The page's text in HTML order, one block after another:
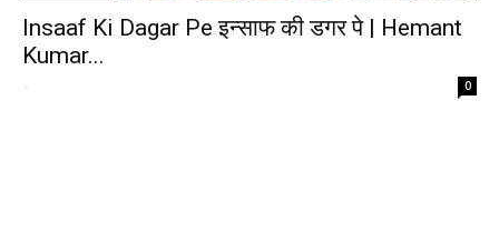
Insaaf Ki Dagar Pe इन्साफ की डगर पे | Hemant
Kumar...
- 0